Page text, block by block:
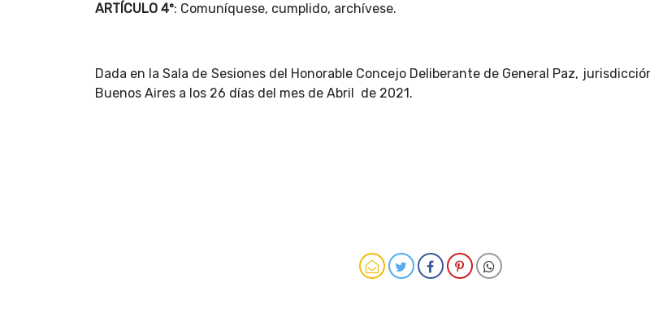
ARTÍCULO 4º: Comuníquese, cumplido, archívese.
Dada en la Sala de Sesiones del Honorable Concejo Deliberante de General Paz,
Buenos Aires a los 26 días del mes de Abril de 2021.